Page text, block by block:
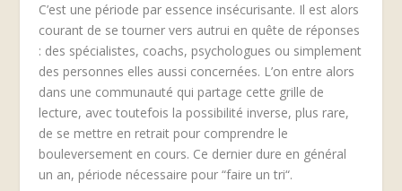
C’est une période par essence insécurisante. Il est alors
courant de se tourner vers autrui en quête de réponses
: des spécialistes, coachs, psychologues ou simplement
des personnes elles aussi concernées. L’on entre alors
dans une communauté qui partage cette grille de
lecture, avec toutefois la possibilité inverse, plus rare,
de se mettre en retrait pour comprendre le
bouleversement en cours. Ce dernier dure en général
un an, période nécessaire pour “faire un tri“.